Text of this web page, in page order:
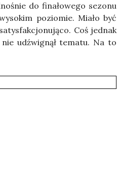
do fina­ło­we­go sezo­nu
pozio­mie. Mia­ło być
Coś jed­nak
udźwi­gnął tema­tu. Na to